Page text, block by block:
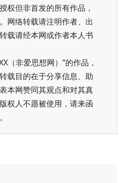
权但非首发的所有作品，
网络转载请注明作者、出
载请经本网或作者本人书
（非爱思想网）”的作品，
载目的在于分享信息、助
本网赞同其观点和对其真
权人不愿被使用，请来函